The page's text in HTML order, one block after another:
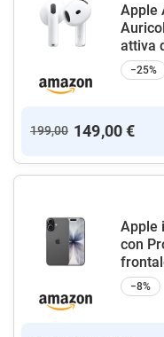
Apple
attiva
−25%
199,00 149,00 €
Apple
con
−8%